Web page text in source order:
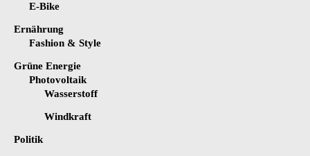
E-Bike
Ernährung
Fashion & Style
Grüne Energie
Photovoltaik
Wasserstoff
Windkraft
Politik